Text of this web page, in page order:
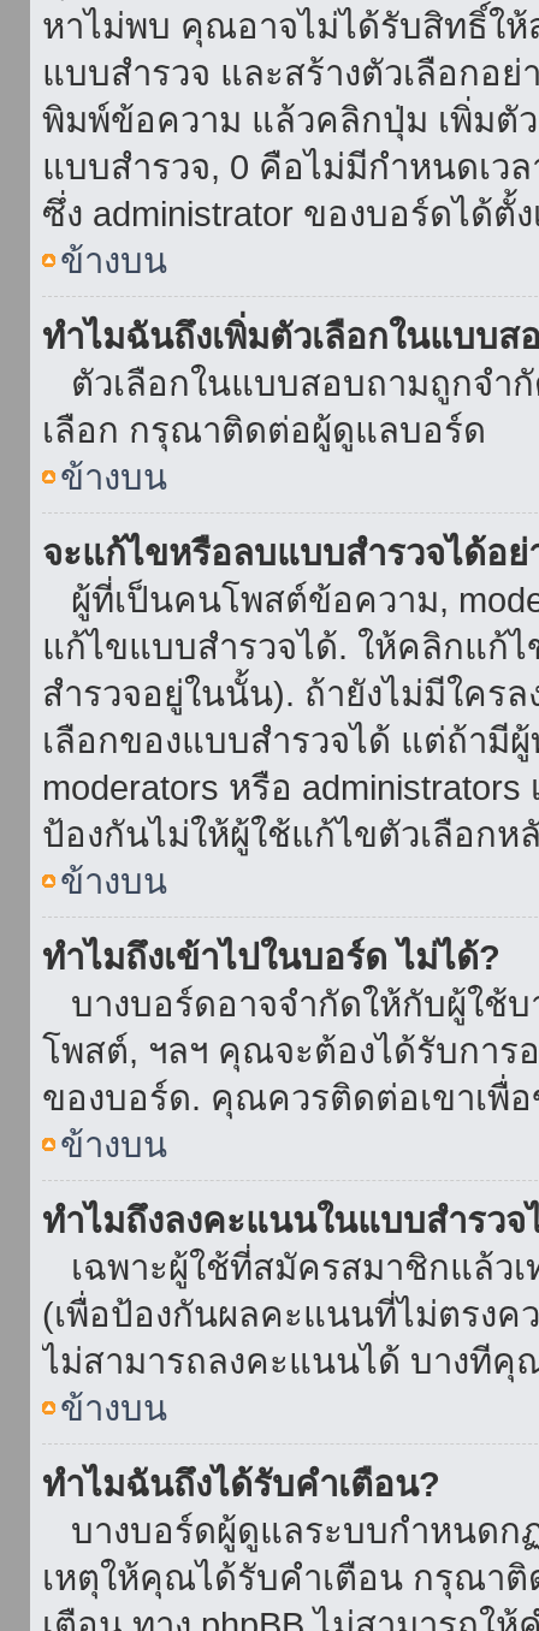
หาไม่พบ คุณอาจไม่ได้รับสิทธิ์ใ
แบบสำรวจ และสร้างตัวเลือกอย่
พิมพ์ข้อความ แล้วคลิกปุ่ม เพิ่มตั
แบบสำรวจ, 0 คือไม่มีกำหนดเว
ซึ่ง administrator ของบอร์ดได้ตั้ง
ข้างบน
ทำไมฉันถึงเพิ่มตัวเลือกในแบบส
ตัวเลือกในแบบสอบถามถูกจำ
เลือก กรุณาติดต่อผู้ดูแลบอร์ด
ข้างบน
จะแก้ไขหรือลบแบบสำรวจได้อย่
ผู้ที่เป็นคนโพสต์ข้อความ,
แก้ไขแบบสำรวจได้. ให้คลิกแก้
สำรวจอยู่ในนั้น). ถ้ายังไม่มีใค
เลือกของแบบสำรวจได้ แต่ถ้ามี
moderators หรือ
ป้องกันไม่ให้ผู้ใช้แก้ไขตัวเลือกห
ข้างบน
ทำไมถึงเข้าไปในบอร์ด ไม่ได้?
บางบอร์ดอาจจำกัดให้กับผู้ใช้บ
โพสต์, ฯลฯ คุณจะต้องได้รับการ
ของบอร์ด. คุณควรติดต่อเขาเพื่
ข้างบน
ทำไมถึงลงคะแนนในแบบสำรวจ
เฉพาะผู้ใช้ที่สมัครสมาชิกแล้ว
(เพื่อป้องกันผลคะแนนที่ไม่ตรง
ไม่สามารถลงคะแนนได้ บางที
ข้างบน
ทำไมฉันถึงได้รับคำเตือน?
บางบอร์ดผู้ดูแลระบบกำหนดก
เหตุให้คุณได้รับคำเตือน กรุณา